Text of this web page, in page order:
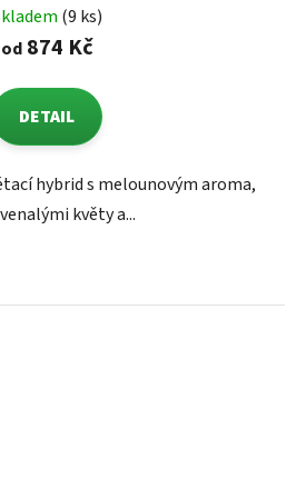
(9 ks)
od874 Kč
DETAIL
hybrid s melounovým aroma,
květy a...